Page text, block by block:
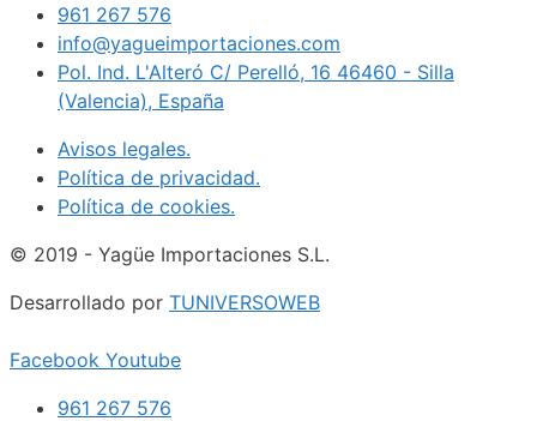
961 267 576
info@yagueimportaciones.com
Pol. Ind. L'Alteró C/ Perelló, 16 46460 - Silla
(Valencia), España
Avisos legales.
Política de privacidad.
Política de cookies.
© 2019 - Yagüe Importaciones S.L.
Desarrollado por TUNIVERSOWEB
Facebook Youtube
961 267 576